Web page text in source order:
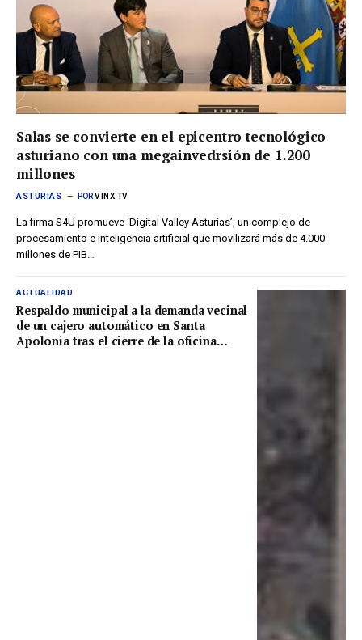
Salas se convierte en el epicentro tecnológico
asturiano con una megainvedrsión de 1.200
millones
ASTURIAS POR VINX TV
La firma S4U promueve ‘Digital Valley Asturias’, un complejo de
procesamiento e inteligencia artificial que movilizará más de 4.000
millones de PIB…
ACTUALIDAD
Respaldo municipal a la demanda vecinal
de un cajero automático en Santa
Apolonia tras el cierre de la oficina